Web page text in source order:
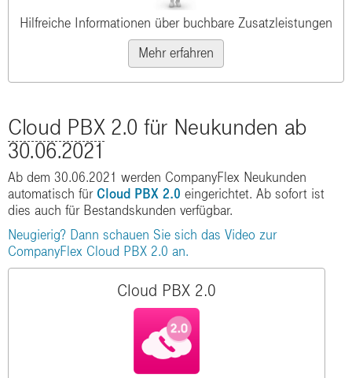
Hilfreiche Informationen über buchbare Zusatzleistungen
Mehr erfahren
Cloud PBX2.0 für Neukunden ab
30.06.2021
Ab dem 30.06.2021 werden CompanyFlex Neukunden
automatisch für Cloud PBX 2.0 eingerichtet. Ab sofort ist
dies auch für Bestandskunden verfügbar.
Neugierig? Dann schauen Sie sich das Video zur
CompanyFlex Cloud PBX 2.0 an.
Cloud PBX 2.0